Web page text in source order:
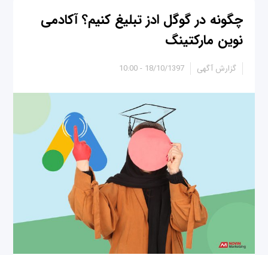
چگونه در گوگل ادز تبلیغ کنیم؟ آکادمی
نوین مارکتینگ
18/10/1397 - 10:00 گزارش آگهی